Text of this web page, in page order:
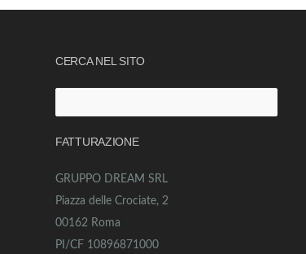
CERCA NEL SITO
per:
FATTURAZIONE
GRUPPO DREAM SRL
Piazza delle Crociate, 2
00162 Roma
PI/CF 10896871000